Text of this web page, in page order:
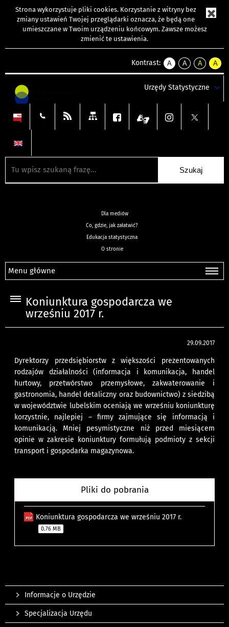
Strona wykorzystuje pliki cookies. Korzystanie z witryny bez
zmiany ustawień Twojej przeglądarki oznacza, że będą one
umieszczane w Twoim urządzeniu końcowym. Zawsze możesz
zmienić te ustawienia.
Kontrast:
A
kontrast
A
kontrast
tekst
czarnym
A
kontrast
tekst
czarnym
A
tekst
żółtym
Urzędy Statystyczne
Dla mediów
Co, gdzie, jak załatwić?
Edukacja statystyczna
O stronie
Menu główne
Koniunktura gospodarcza we
wrześniu 2017 r.
29.09.2017
Dyrektorzy przedsiębiorstw z większości prezentowanych
rodzajów działalności (informacja i komunikacja, handel
hurtowy, przetwórstwo przemysłowe, zakwaterowanie i
gastronomia, handel detaliczny oraz budownictwo) z siedzibą
w województwie lubelskim oceniają we wrześniu koniunkturę
korzystnie, najlepiej – firmy zajmujące się informacją i
komunikacją. Mniej pesymistyczne niż przed miesiącem
opinie w zakresie koniunktury formułują podmioty z sekcji
transport i gospodarka magazynowa.
Pliki do pobrania
Koniunktura gospodarcza we wrześniu 2017 r.
0.76 MB
Informacje o Urzędzie
Specjalizacja Urzędu